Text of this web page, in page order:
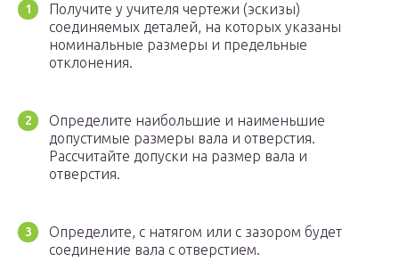
Получите у учителя чертежи (эскизы)
соединяемых деталей, на которых указаны
номинальные размеры и предельные
отклонения.
Определите наибольшие и наименьшие
допустимые размеры вала и отверстия.
Рассчитайте допуски на размер вала и
отверстия.
Определите, с натягом или с зазором будет
соединение вала с отверстием.